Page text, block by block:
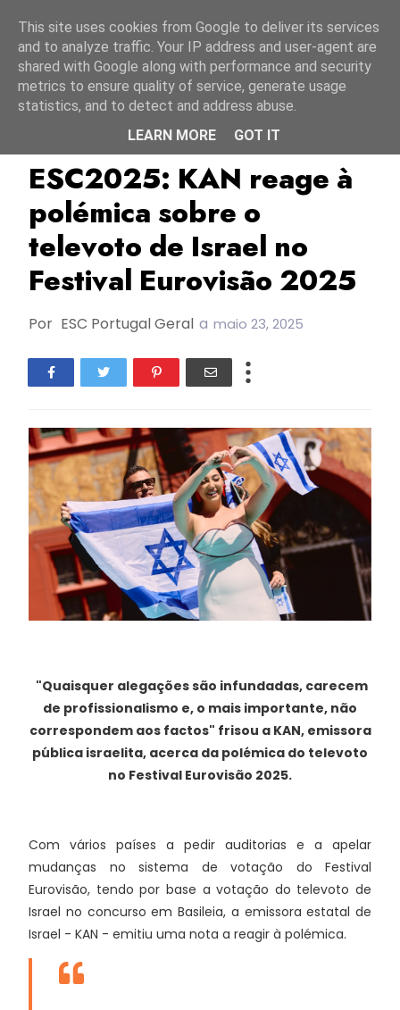
Israel KAN
ESC2025: KAN reage à
polémica sobre o
televoto de Israel no
Festival Eurovisão 2025
Por ESC Portugal Geral a maio 23, 2025
"Quaisquer alegações são infundadas, carecem
de profissionalismo e, o mais importante, não
correspondem aos factos" frisou a KAN, emissora
pública israelita, acerca da polémica do televoto
no Festival Eurovisão 2025.
Com vários países a pedir auditorias e a apelar
mudanças no sistema de votação do Festival
Eurovisão, tendo por base a votação do televoto de
Israel no concurso em Basileia, a emissora estatal de
Israel - KAN - emitiu uma nota a reagir à polémica.
This site uses cookies from Google to deliver its services
and to analyze traffic. Your IP address and user-agent are
shared with Google along with performance and security
metrics to ensure quality of service, generate usage
statistics, and to detect and address abuse.
LEARN MORE
GOT IT